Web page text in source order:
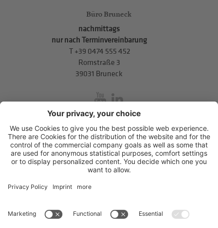
Büro Bruneck
nachmittags
nur nach Terminvereinbarung
T +39 0474 555 452
Romstraße 3
39031 Bruneck
inService
Mitterweg 5, Bozner Boden,I-39100Bozen.T+39 0471 310
311. info@hds-bz.it
Impressum
Datenschutzerklärung